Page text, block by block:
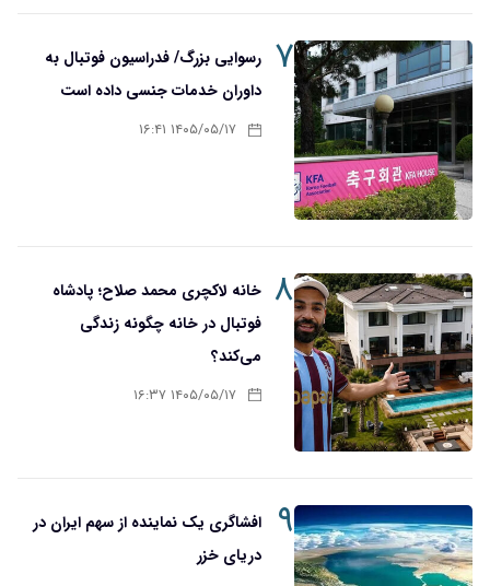
۷ رسوایی بزرگ/ فدراسیون فوتبال به
داوران خدمات جنسی داده است
۱۴۰۵/۰۵/۱۷ ۱۶:۴۱
۸ خانه لاکچری محمد صلاح؛ پادشاه
فوتبال در خانه چگونه زندگی
می‌کند؟
۱۴۰۵/۰۵/۱۷ ۱۶:۳۷
۹
افشاگری یک نماینده از سهم ایران در
دریای خزر